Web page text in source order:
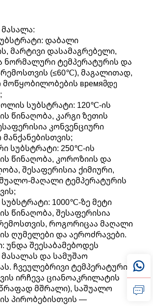
დაბალი
მარტივი დასამაგრებელი,
ნორმალური ტემპერატურის და
(≤60℃), მაგალითად,
времяმდე
სუბსტრატი: 120℃-ის
წინაღობა, კარგი ზეთის
კონვენციური
სუბსტრატი: 250℃-ის
წინაღობა, კოროზიის და
შესაფერისია ქიმიური,
მაღალი ტემპერატურის
1000℃-ზე მეტი
წინაღობა, შესაფერისია
როგორიცაა მაღალი
ღუმელები და აეროძრავები.
უნდა შეესაბამებოდეს
და სამუშაო
ჩვეულებრივი ტემპერატურის
ირჩევა ციანოაკრილატის
მშრალი), საშუალო
პირობებისთვის —